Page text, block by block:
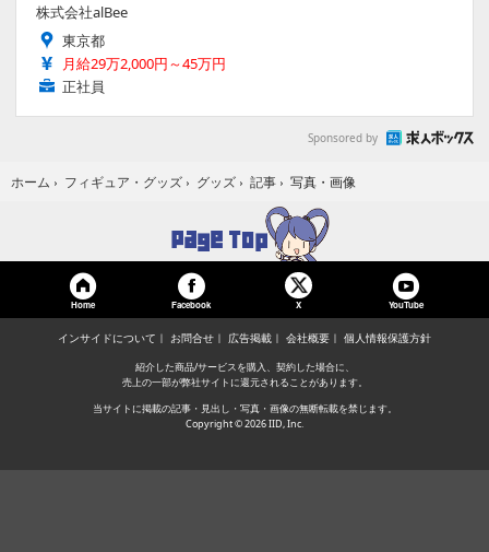
株式会社alBee
東京都
月給29万2,000円～45万円
正社員
Sponsored by
ホーム › フィギュア・グッズ › グッズ › 記事 › 写真・画像
Home Facebook X YouTube
インサイドについて お問合せ 広告掲載 会社概要 個人情報保護方針
紹介した商品/サービスを購入、契約した場合に、
売上の一部が弊社サイトに還元されることがあります。
当サイトに掲載の記事・見出し・写真・画像の無断転載を禁じます。
Copyright © 2026 IID, Inc.